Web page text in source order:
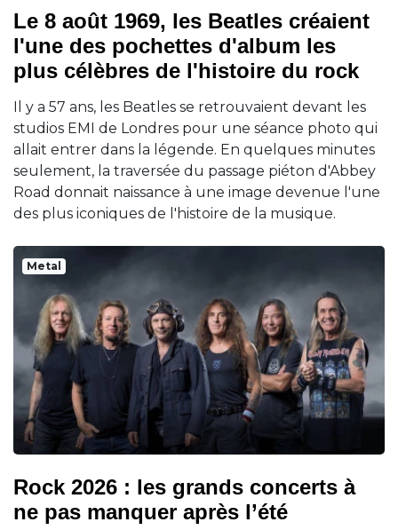
Le 8 août 1969, les Beatles créaient
l'une des pochettes d'album les
plus célèbres de l'histoire du rock
Il y a 57 ans, les Beatles se retrouvaient devant les
studios EMI de Londres pour une séance photo qui
allait entrer dans la légende. En quelques minutes
seulement, la traversée du passage piéton d'Abbey
Road donnait naissance à une image devenue l'une
des plus iconiques de l'histoire de la musique.
Metal
Rock 2026 : les grands concerts à
ne pas manquer après l’été